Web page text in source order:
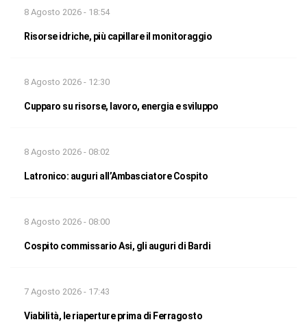
8 Agosto 2026 - 18:54
Risorse idriche, più capillare il monitoraggio
8 Agosto 2026 - 12:30
Cupparo su risorse, lavoro, energia e sviluppo
8 Agosto 2026 - 08:02
Latronico: auguri all’Ambasciatore Cospito
8 Agosto 2026 - 08:00
Cospito commissario Asi, gli auguri di Bardi
7 Agosto 2026 - 17:43
Viabilità, le riaperture prima di Ferragosto